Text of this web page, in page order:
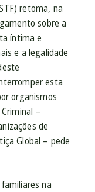
retoma, na
sobre a
íntima e
e a legalidade
esta
organismos
–
de
Global – pede
na